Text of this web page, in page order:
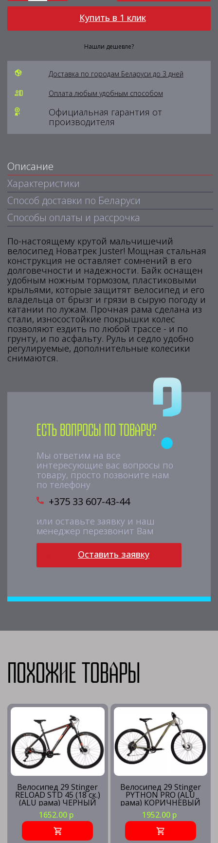
Купить в 1 клик
Нашли дешевле?
Доставка по городам Беларуси до 3 дней
Оплата любым удобным способом
Официальная гарантия от
производителя
Описание
Характеристики
Способ доставки по Беларуси
Способы оплаты и рассрочка
По-настоящему крутой мальчишечий
велосипед Новатрек Juster! Мощная стальная
конструкция не оставляет сомнений в его
долговечности и надежности. Байк оснащен
удобным ножным тормозом, пластиковыми
крыльями, которые защитят велосипед и его
владельца от брызг и грязи в сырую погоду и
катании по лужам. Прочная рама сделана из
стали, износостойкие покрышки колес
позволяют ездить по любой трассе - и по
грунту, и по асфальту. Руль и седло удобно
регулируемые, дополнительные колесики
снимаются.
Есть вопросы по товару?
Мы ответим на все
интересующие вас вопросы по
товару, просто позвоните нам
по телефону
+375 33 607-43-44
или оставьте заявку и наш
менеджер перезвонит Вам
Оставить заявку
Похожие товары
Велосипед 29 Stinger
RELOAD STD 45 (18 ск.)
(ALU рама) ЧЕРНЫЙ
(рама 18) BK45
1652.00 р
Велосипед 29 Stinger
PYTHON PRO (ALU
рама) КОРИЧНЕВЫЙ
(рама 22) BN3
1952.00 р